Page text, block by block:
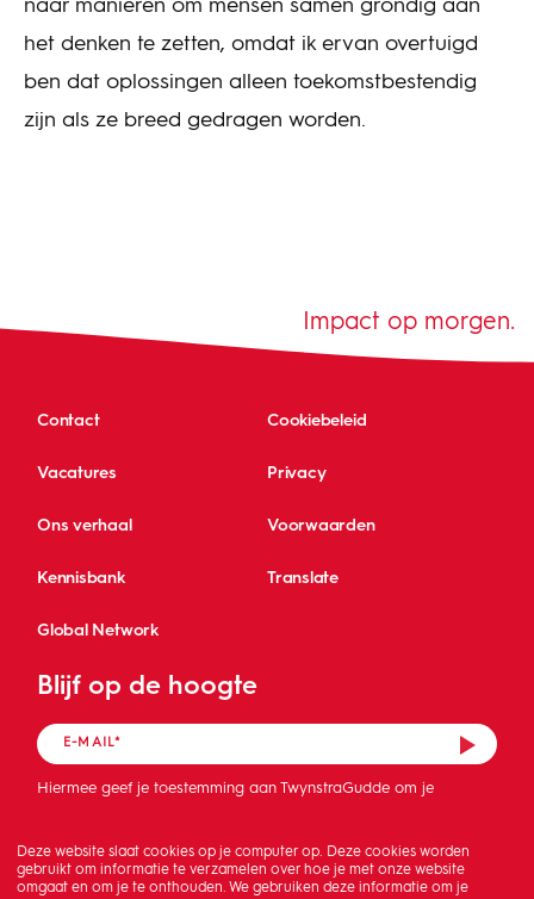
Deze website slaat cookies op je computer op. Deze cookies worden
gebruikt om informatie te verzamelen over hoe je met onze website
omgaat en om je te onthouden. We gebruiken deze informatie om je
naar manieren om mensen samen grondig aan
het denken te zetten, omdat ik ervan overtuigd
ben dat oplossingen alleen toekomstbestendig
zijn als ze breed gedragen worden.
Contact Cookiebeleid
Vacatures Privacy
Ons verhaal Voorwaarden
Kennisbank Translate
Global Network
Blijf op de hoogte
Hiermee geef je toestemming aan TwynstraGudde om je
Impact op morgen.